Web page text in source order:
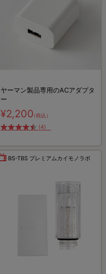
ヤーマン製品専用のACアダプタ
ー
¥2,200（税込）
(4)
BS-TBS プレミアムカイモノラボ